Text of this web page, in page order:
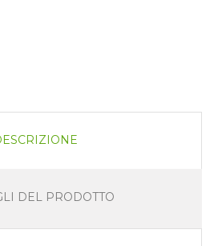
DEL PRODOTTO